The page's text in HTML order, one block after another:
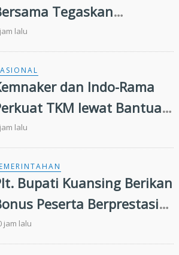
Tegaskan
Pengelolaan
Eks Ationg Legal
lalu
dan Indo-Rama
TKM lewat Bantuan
Usaha
lalu
Bupati Kuansing Berikan
Peserta Berprestasi
ke 44 Tingkat Provinsi
jam lalu